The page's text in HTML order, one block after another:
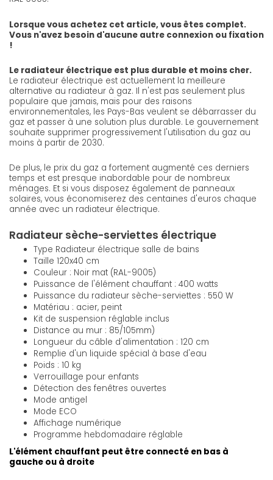
Lorsque vous achetez cet article, vous êtes complet.
Vous n'avez besoin d'aucune autre connexion ou fixation
!
Le radiateur électrique est plus durable et moins cher.
Le radiateur électrique est actuellement la meilleure
alternative au radiateur à gaz. Il n'est pas seulement plus
populaire que jamais, mais pour des raisons
environnementales, les Pays-Bas veulent se débarrasser du
gaz et passer à une solution plus durable. Le gouvernement
souhaite supprimer progressivement l'utilisation du gaz au
moins à partir de 2030.
De plus, le prix du gaz a fortement augmenté ces derniers
temps et est presque inabordable pour de nombreux
ménages. Et si vous disposez également de panneaux
solaires, vous économiserez des centaines d'euros chaque
année avec un radiateur électrique.
Radiateur sèche-serviettes électrique
Type Radiateur électrique salle de bains
Taille 120x40 cm
Couleur : Noir mat (RAL-9005)
Puissance de l'élément chauffant : 400 watts
Puissance du radiateur sèche-serviettes : 550 W
Matériau : acier, peint
Kit de suspension réglable inclus
Distance au mur : 85/105mm)
Longueur du câble d'alimentation : 120 cm
Remplie d'un liquide spécial à base d'eau
Poids : 10 kg
Verrouillage pour enfants
Détection des fenêtres ouvertes
Mode antigel
Mode ECO
Affichage numérique
Programme hebdomadaire réglable
L'élément chauffant peut être connecté en bas à
gauche ou à droite